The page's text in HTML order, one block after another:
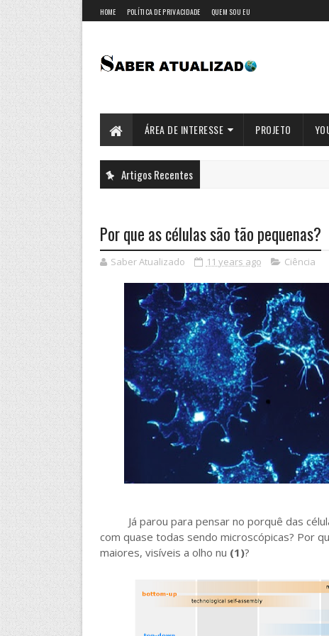
HOME POLÍTICA DE PRIVACIDADE QUEM SOU EU
ÁREA DE INTERESSE PROJETO
Artigos Recentes
Por que as células são tão pequenas?
Saber Atualizado 11 years ago Ciência
Já parou para pensar no porquê das
com quase todas sendo microscópicas? Por
maiores, visíveis a olho nu (1)?